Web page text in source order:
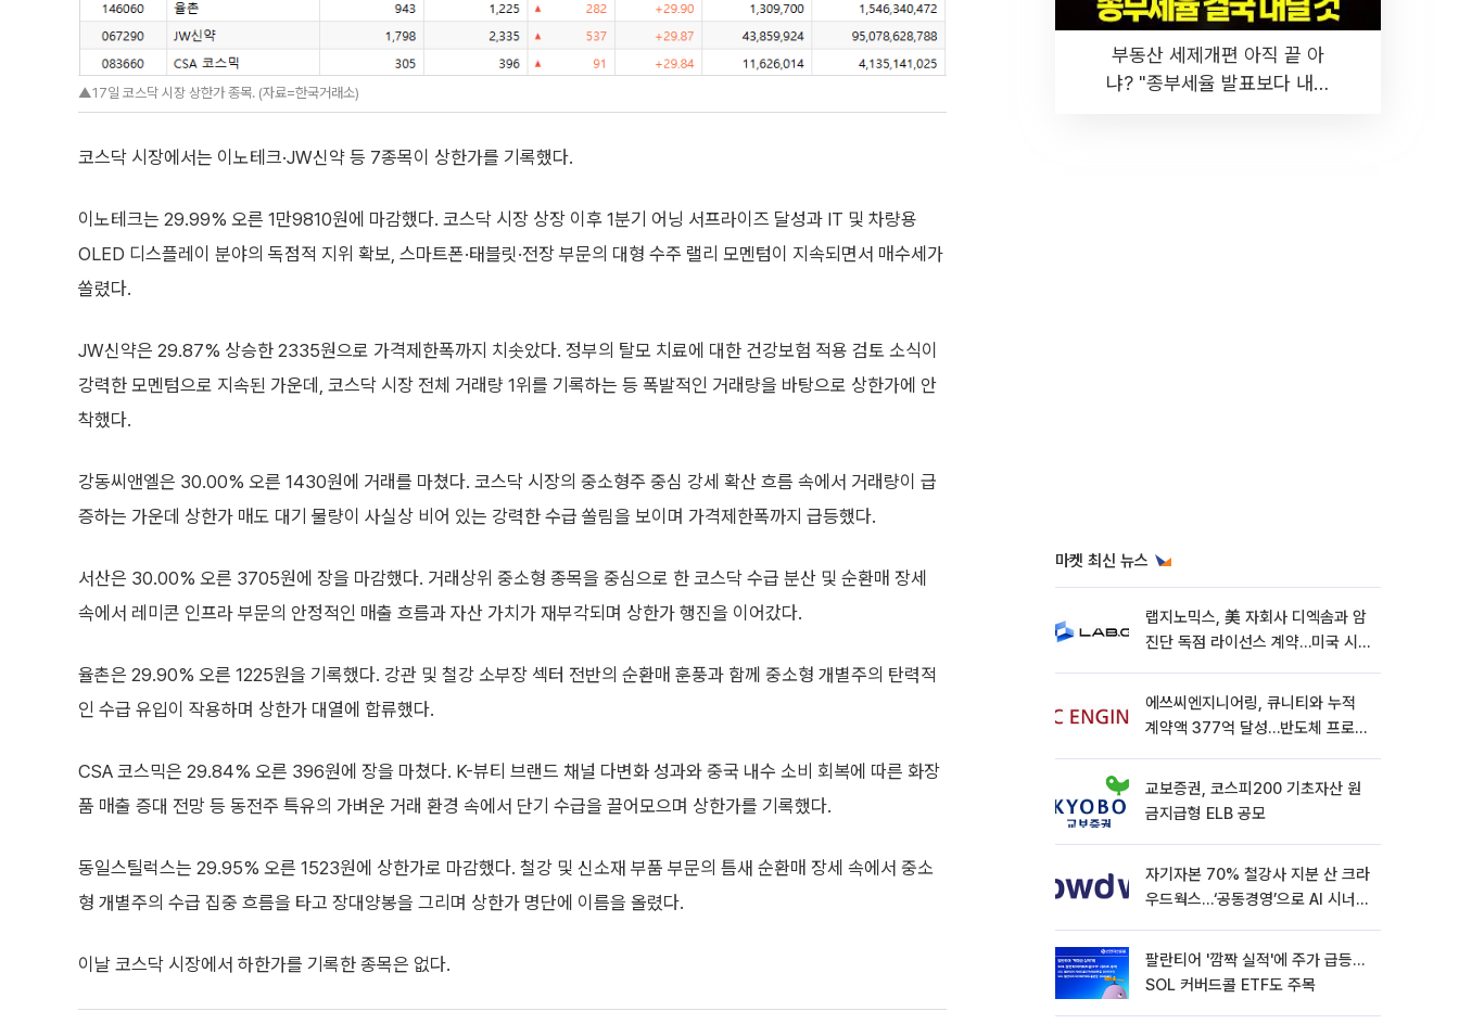
▲17일 코스닥 시장 상한가 종목. (자료=한국거래소)
코스닥 시장에서는 이노테크·JW신약 등 7종목이 상한가를 기록했다.
이노테크는 29.99% 오른 1만9810원에 마감했다. 코스닥 시장 상장 이후 1분기 어닝 서프라이즈 달성과 IT 및 차량용
OLED 디스플레이 분야의 독점적 지위 확보, 스마트폰·태블릿·전장 부문의 대형 수주 랠리 모멘텀이 지속되면서 매수세가
쏠렸다.
JW신약은 29.87% 상승한 2335원으로 가격제한폭까지 치솟았다. 정부의 탈모 치료에 대한 건강보험 적용 검토 소식이
강력한 모멘텀으로 지속된 가운데, 코스닥 시장 전체 거래량 1위를 기록하는 등 폭발적인 거래량을 바탕으로 상한가에 안
착했다.
강동씨앤엘은 30.00% 오른 1430원에 거래를 마쳤다. 코스닥 시장의 중소형주 중심 강세 확산 흐름 속에서 거래량이 급
증하는 가운데 상한가 매도 대기 물량이 사실상 비어 있는 강력한 수급 쏠림을 보이며 가격제한폭까지 급등했다.
서산은 30.00% 오른 3705원에 장을 마감했다. 거래상위 중소형 종목을 중심으로 한 코스닥 수급 분산 및 순환매 장세
속에서 레미콘 인프라 부문의 안정적인 매출 흐름과 자산 가치가 재부각되며 상한가 행진을 이어갔다.
율촌은 29.90% 오른 1225원을 기록했다. 강관 및 철강 소부장 섹터 전반의 순환매 훈풍과 함께 중소형 개별주의 탄력적
인 수급 유입이 작용하며 상한가 대열에 합류했다.
CSA 코스믹은 29.84% 오른 396원에 장을 마쳤다. K-뷰티 브랜드 채널 다변화 성과와 중국 내수 소비 회복에 따른 화장
품 매출 증대 전망 등 동전주 특유의 가벼운 거래 환경 속에서 단기 수급을 끌어모으며 상한가를 기록했다.
동일스틸럭스는 29.95% 오른 1523원에 상한가로 마감했다. 철강 및 신소재 부품 부문의 틈새 순환매 장세 속에서 중소
형 개별주의 수급 집중 흐름을 타고 장대양봉을 그리며 상한가 명단에 이름을 올렸다.
이날 코스닥 시장에서 하한가를 기록한 종목은 없다.
부동산 세제개편 아직 끝 아
냐? "종부세율 발표보다 내릴
마켓 최신 뉴스
랩지노믹스, 美 자회사 디엑솜과 암
진단 독점 라이선스 계약…미국 시
에쓰씨엔지니어링, 큐니티와 누적
계약액 377억 달성…반도체 프로젝
교보증권, 코스피200 기초자산 원
금지급형 ELB 공모
자기자본 70% 철강사 지분 산 크라
우드웍스…‘공동경영’으로 AI 시너지
팔란티어 '깜짝 실적'에 주가 급등…
SOL 커버드콜 ETF도 주목